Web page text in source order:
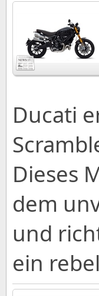
Ducati
Dieses
dem
und
ein